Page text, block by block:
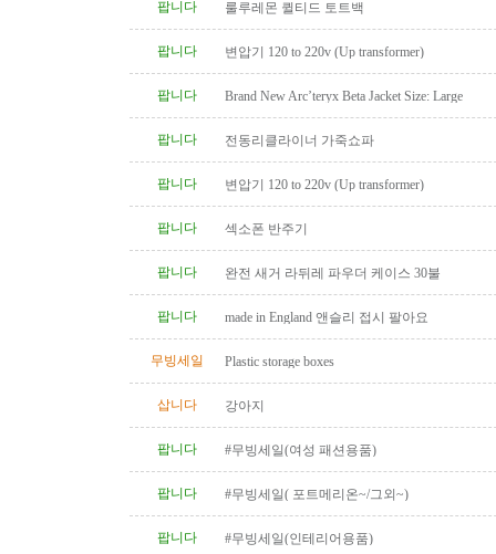
팝니다 룰루레몬 퀼티드 토트백
팝니다 변압기 120 to 220v (Up transformer)
팝니다 Brand New Arc’teryx Beta Jacket Size: Large
팝니다 전동리클라이너 가죽쇼파
팝니다 변압기 120 to 220v (Up transformer)
팝니다 섹소폰 반주기
팝니다 완전 새거 라뒤레 파우더 케이스 30불
팝니다 made in England 앤슬리 접시 팔아요
무빙세일 Plastic storage boxes
삽니다 강아지
팝니다 #무빙세일(여성 패션용품)
팝니다 #무빙세일( 포트메리온~/그외~)
팝니다 #무빙세일(인테리어용품)